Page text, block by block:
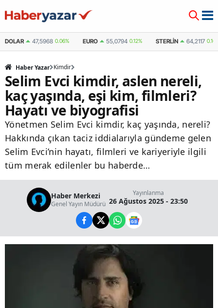
DOLAR 47,5968 0.06% EURO 55,0794 0.12% STERLIN 64,2117
Haber Yazar Kimdir
Selim Evci kimdir, aslen nereli,
kaç yaşında, eşi kim, filmleri?
Hayatı ve biyografisi
Yönetmen Selim Evci kimdir, kaç yaşında, nereli?
Hakkında çıkan taciz iddialarıyla gündeme gelen
Selim Evci’nin hayatı, filmleri ve kariyeriyle ilgili
tüm merak edilenler bu haberde…
Haber Merkezi
Genel Yayın Müdürü
Yayınlanma
26 Ağustos 2025 - 23:50